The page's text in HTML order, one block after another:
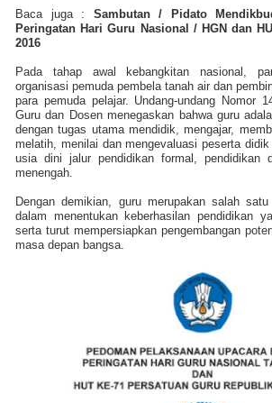
Baca juga : Sambutan / Pidato
Peringatan Hari Guru Nasional / HGN dan
2016
Pada tahap awal kebangkitan nasional,
organisasi pemuda pembela tanah air dan
para pemuda pelajar. Undang-undang Nomor
Guru dan Dosen menegaskan bahwa guru
dengan tugas utama mendidik, mengajar,
melatih, menilai dan mengevaluasi peserta
usia dini jalur pendidikan formal, pendidikan
menengah.
Dengan demikian, guru merupakan salah
dalam menentukan keberhasilan pendidikan
serta turut mempersiapkan pengembangan
masa depan bangsa.